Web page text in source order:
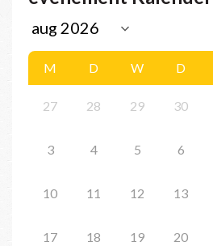
M D W D
27 28 29 30
3 4 5 6
10 11 12 13
17 18 19 20